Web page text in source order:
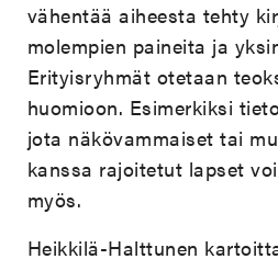
vähentää aiheesta tehty
molempien paineita ja
Erityisryhmät otetaan
huomioon. Esimerkiksi
jota näkövammaiset tai
kanssa rajoitetut lapset
myös.
Heikkilä-Halttunen